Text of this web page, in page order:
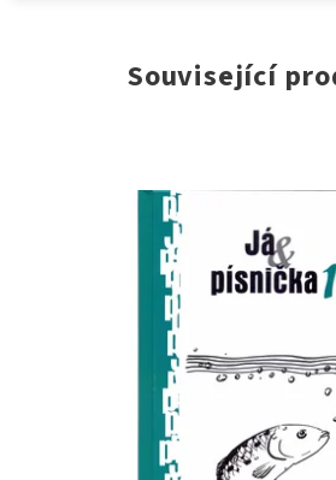
Související